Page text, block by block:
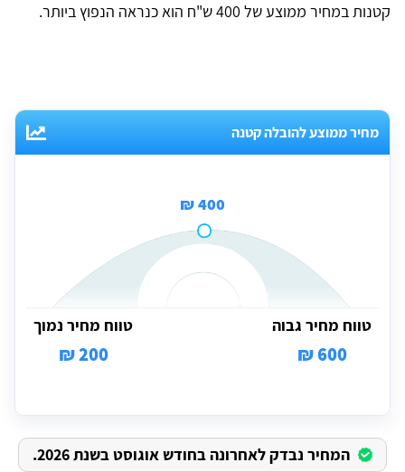
קטנות במחיר ממוצע של 400 ש"ח הוא כנראה הנפוץ ביותר.
מחיר ממוצע להובלה קטנה
400 ₪
טווח מחיר גבוה
600 ₪
טווח מחיר נמוך
200 ₪
המחיר נבדק לאחרונה בחודש אוגוסט בשנת 2026.